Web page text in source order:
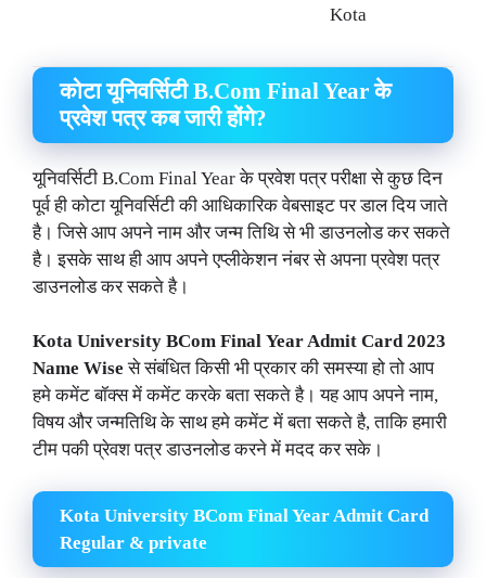
Kota
कोटा यूनिवर्सिटी B.Com Final Year के
प्रवेश पत्र कब जारी होंगे?
यूनिवर्सिटी B.Com Final Year के प्रवेश पत्र परीक्षा से कुछ दिन
पूर्व ही कोटा यूनिवर्सिटी की आधिकारिक वेबसाइट पर डाल दिय जाते
है। जिसे आप अपने नाम और जन्म तिथि से भी डाउनलोड कर सकते
है। इसके साथ ही आप अपने एप्लीकेशन नंबर से अपना प्रवेश पत्र
डाउनलोड कर सकते है।
Kota University BCom Final Year Admit Card 2023
Name Wiseसे संबंधित किसी भी प्रकार की समस्या हो तो आप
हमे कमेंट बॉक्स में कमेंट करके बता सकते है। यह आप अपने नाम,
विषय और जन्मतिथि के साथ हमे कमेंट में बता सकते है, ताकि हमारी
टीम पकी प्रेवश पत्र डाउनलोड करने में मदद कर सके।
Kota University BCom Final Year Admit Card
Regular & private